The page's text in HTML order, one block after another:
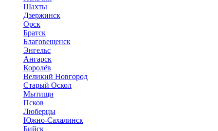
Шахты
Дзержинск
Орск
Братск
Благовещенск
Энгельс
Ангарск
Королёв
Великий Новгород
Старый Оскол
Мытищи
Псков
Люберцы
Южно-Сахалинск
Бийск